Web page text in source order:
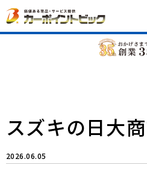
スズキの日大
2026.06.05